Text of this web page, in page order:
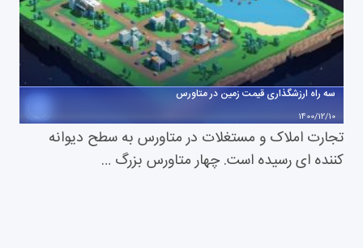
سه راه ارزشگذاری قیمت زمین در متاورس
1400/12/10
تجارت املاک و مستغلات در متاورس به سطح دیوانه
کننده ای رسیده است. چهار متاورس بزرگ …